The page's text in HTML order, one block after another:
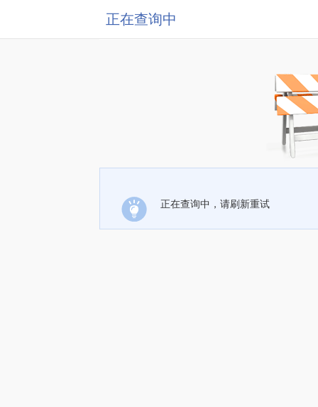
正在查询中
正在查询中，请刷新重试